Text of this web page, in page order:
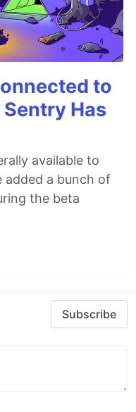
to
Has
available to
added a bunch of
the beta
Subscribe